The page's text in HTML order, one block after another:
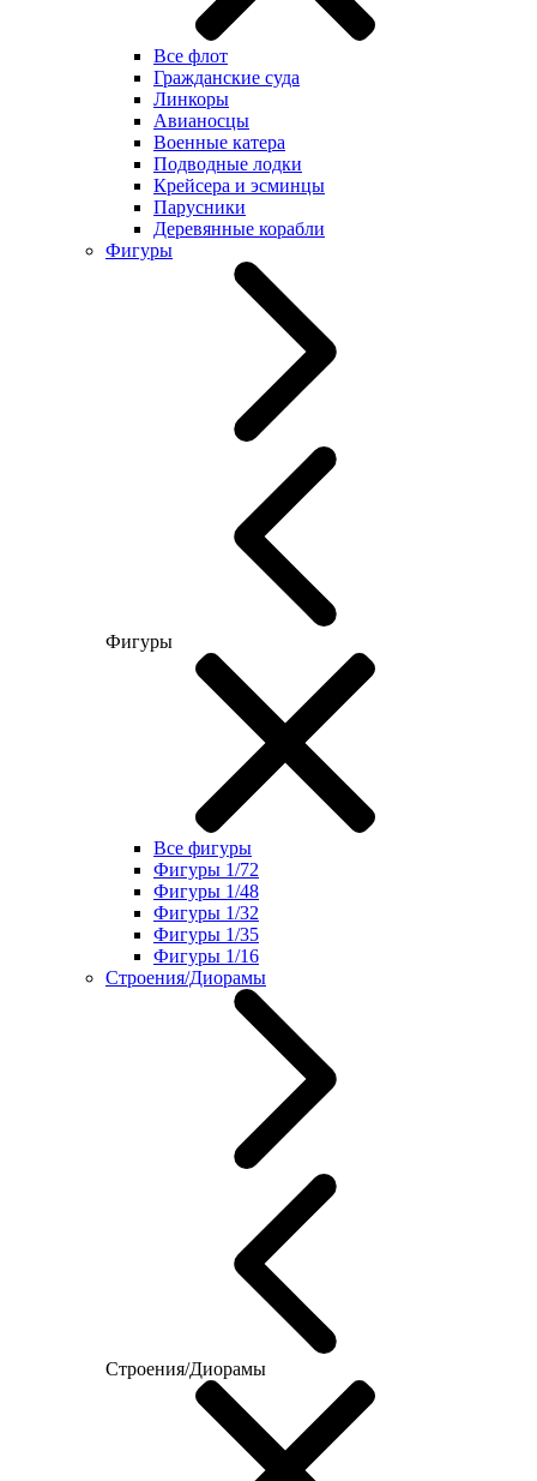
Все флот
Гражданские суда
Линкоры
Авианосцы
Военные катера
Подводные лодки
Крейсера и эсминцы
Парусники
Деревянные корабли
Фигуры
Фигуры
Все фигуры
Фигуры 1/72
Фигуры 1/48
Фигуры 1/32
Фигуры 1/35
Фигуры 1/16
Строения/Диорамы
Строения/Диорамы